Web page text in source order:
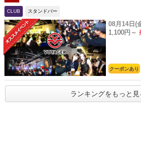
CLUB スタンドバー
08月14日(
1,100円～
クーポンあり
ランキングをもっと見